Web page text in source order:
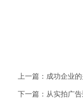
上一篇：成功企业
下一篇：从实拍广